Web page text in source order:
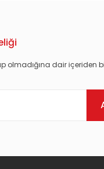
olmadığına dair içeriden